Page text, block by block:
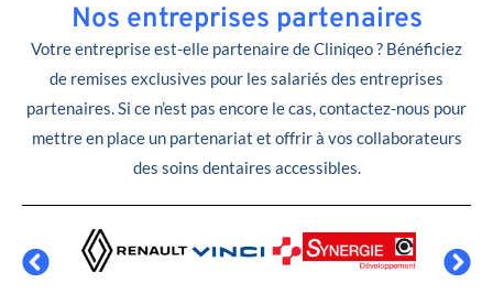
Nos entreprises partenaires
Votre entreprise est-elle partenaire de Cliniqeo ? Bénéficiez
de remises exclusives pour les salariés des entreprises
partenaires. Si ce n’est pas encore le cas, contactez-nous pour
mettre en place un partenariat et offrir à vos collaborateurs
des soins dentaires accessibles.